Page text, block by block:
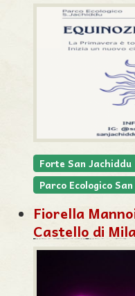
Forte San Jachiddu
Parco Ecologico
Fiorella
Castello di